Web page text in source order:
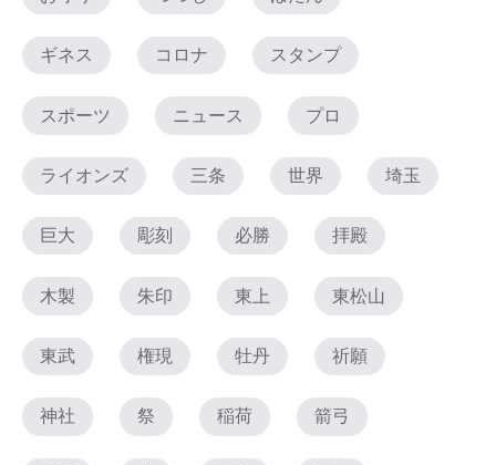
ギネス コロナ スタンプ
スポーツ ニュース プロ
ライオンズ 三条 世界 埼玉
巨大 彫刻 必勝 拝殿
木製 朱印 東上 東松山
東武 権現 牡丹 祈願
神社 祭 稲荷 箭弓